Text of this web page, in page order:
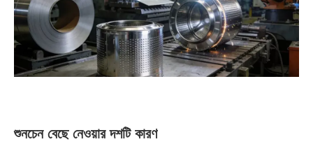
শুনচেন বেছে নেওয়ার দশটি কারণ